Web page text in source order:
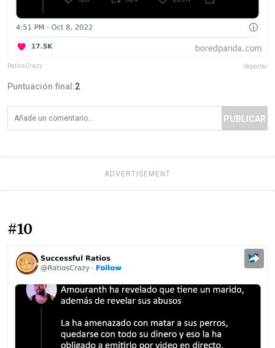
RatiosCrazy Reportar
Puntuación final:2
PUBLICAR
ADVERTISEMENT
#10